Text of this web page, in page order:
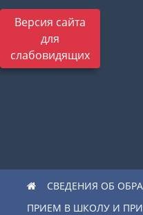
Версия сайта
для
слабовидящих
СВЕДЕНИЯ ОБ
ПРИЕМ В ШКОЛУ И